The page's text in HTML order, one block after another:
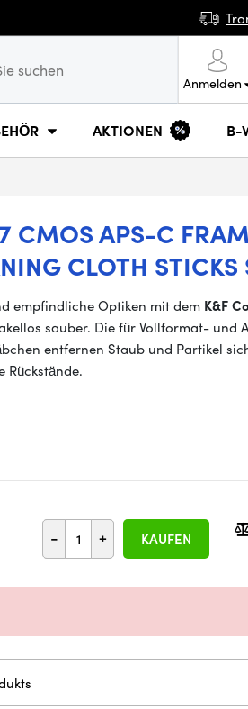
Anmelden
AKTIONEN B-
CMOS APS-C
CLOTH STICKS
empfindliche Optiken mit dem K&F
sauber. Die für Vollformat- und
entfernen Staub und Partikel
Rückstände.
- + KAUFEN